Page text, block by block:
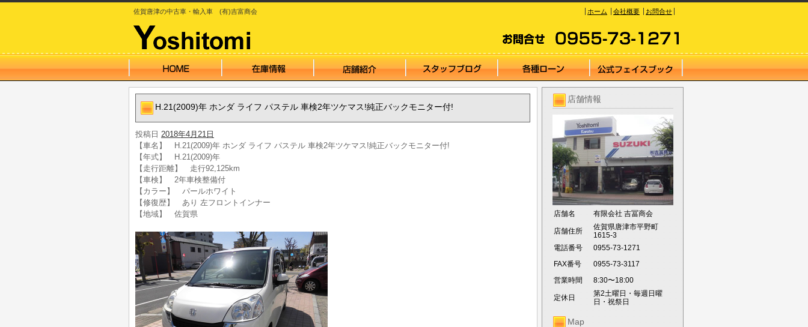
佐賀唐津の中古車・輸入車 (有)吉富商会 ホーム 会社概要 お問合せ
店舗情報
店舗名 有限会社 吉冨商会
店舗住所
佐賀県唐津市平野町
1615-3
電話番号
0955-73-1271
FAX番号
0955-73-3117
営業時間
8:30〜18:00
定休日
第2土曜日・毎週日曜
日・祝祭日
Map
H.21(2009)年 ホンダ ライフ パステル 車検2年ツケマス!純正バックモニター付!
投稿日 2018年4月21日
【車名】 H.21(2009)年 ホンダ ライフ パステル 車検2年ツケマス!純正バックモニター付!
【年式】 H.21(2009)年
【走行距離】 走行92,125km
【車検】 2年車検整備付
【カラー】 パールホワイト
【修復歴】 あり 左フロントインナー
【地域】 佐賀県